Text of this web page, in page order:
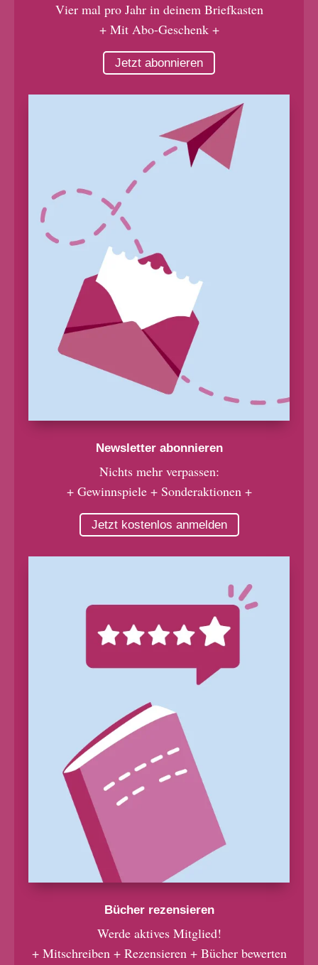
Vier mal pro Jahr in deinem Briefkasten
+ Mit Abo-Geschenk +
Jetzt abonnieren
Newsletter abonnieren
Nichts mehr verpassen:
+ Gewinnspiele + Sonderaktionen +
Jetzt kostenlos anmelden
Bücher rezensieren
Werde aktives Mitglied!
+ Mitschreiben + Rezensieren + Bücher bewerten